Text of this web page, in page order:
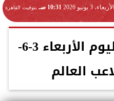
الأربعاء، 3 يونيو 2026 10:31 صـ بتوقيت القاهرة
مواعيد مباريات اليوم الأربعاء 3-6-